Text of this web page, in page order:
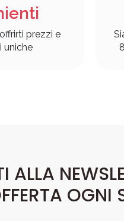
prezzi e
ALLA
OGNI